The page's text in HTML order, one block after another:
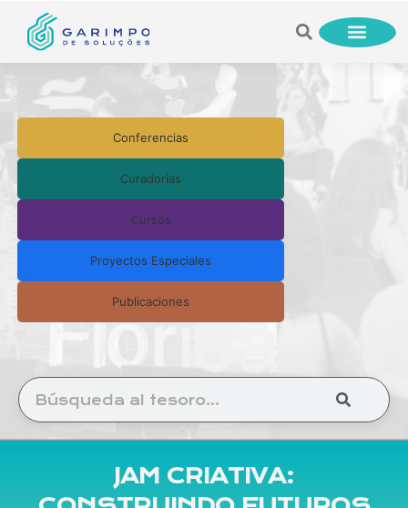
Conferencias
Curadorías
Cursos
Proyectos Especiales
Publicaciones
JAM CRIATIVA: